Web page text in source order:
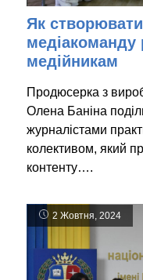
Як
медіакоманду
медійникам
Продюсерка з
Олена Баніна
журналістами
колективом, який
контенту….
2 Жовтня, 2024